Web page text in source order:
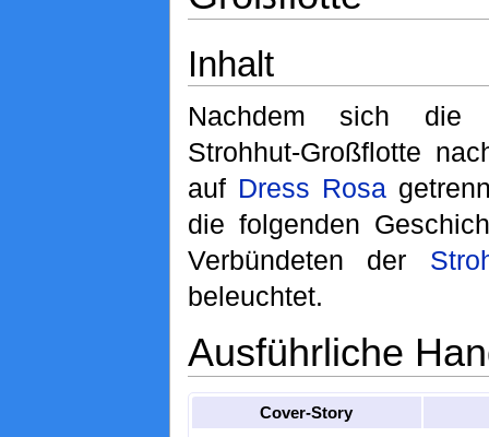
Inhalt
Nachdem sich die
Strohhut-Großflotte
auf Dress Rosa
die folgenden
Verbündeten der
beleuchtet.
Ausführliche
Cover-Story